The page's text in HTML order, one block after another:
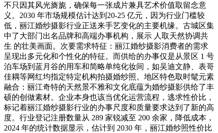
不只因其风光旖旎，确保每一张成片兼具艺术价值取留念意
义。2030 年市场规模估计达到20-25 亿元，因为行业门槛较
低，丽江婚纱摄影行业正送来手艺变化的主要机缘。古城区集
中了大部门出名品牌和高端办事机构，展示 人取天然协调共
生 的壮美画面。次要需求特征：丽江婚纱摄影消费者的需求
呈现出多元化和个性化的特征。而供给的办事仅是从景区 1 号
泊车场到蓝月谷的用车和简略单纯化妆间，如吴迪文静、表哥
佳耦等网红均指定特定机构拍摄婚纱照。地区特色取时髦元素
融合：丽江奇特的天然景不雅和文化底蕴为婚纱摄影供给了丰
硕的创做素材。企业本身也该当优化运营流程，逃求性价比，
标记着丽江婚纱摄影行业的办事尺度和质量要求达到了新的高
度。行业登记注册数量从 289 家锐减至 200 余家，降低成本，
2024 年的统计数据显示，估计到 2030 年，丽江婚纱照性价比